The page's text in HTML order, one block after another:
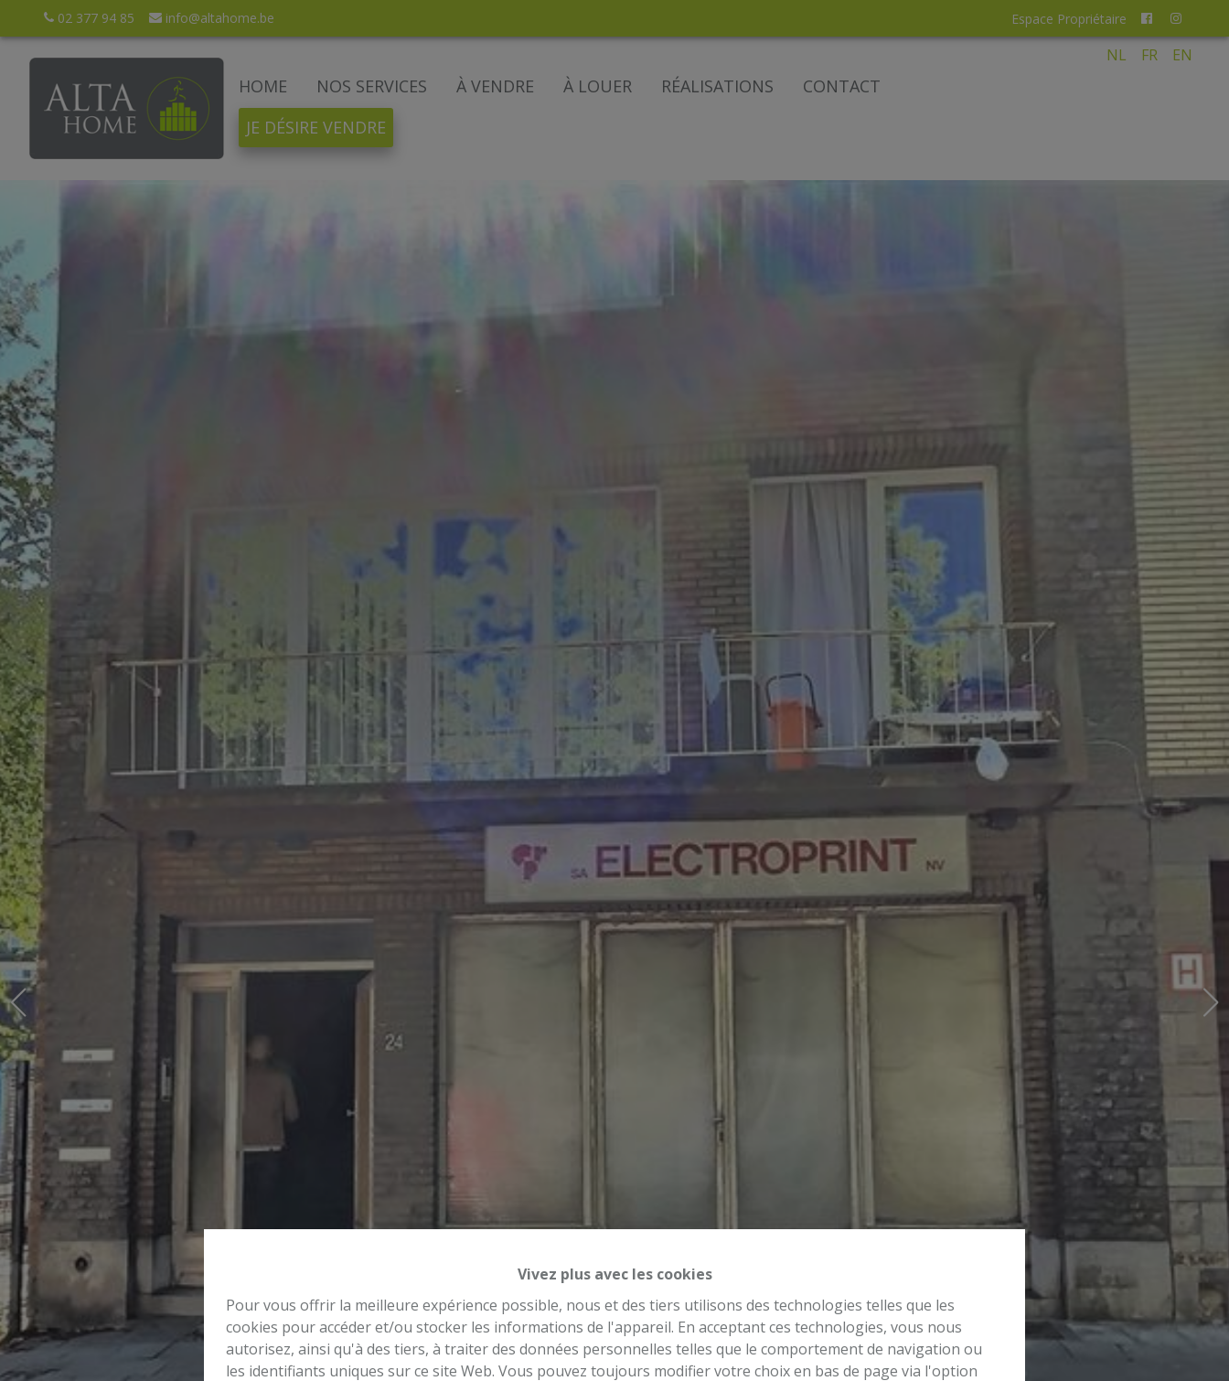
Vivez plus avec les cookies
Pour vous offrir la meilleure expérience possible, nous et des tiers utilisons des technologies telles que les
cookies pour accéder et/ou stocker les informations de l'appareil. En acceptant ces technologies, vous nous
autorisez, ainsi qu'à des tiers, à traiter des données personnelles telles que le comportement de navigation ou
les identifiants uniques sur ce site Web. Vous pouvez toujours modifier votre choix en bas de page via l'option
02 377 94 85 info@altahome.be Espace Propriétaire
HOME NOS SERVICES À VENDRE À LOUER RÉALISATIONS
CONTACT
JE DÉSIRE VENDRE
NL FR EN